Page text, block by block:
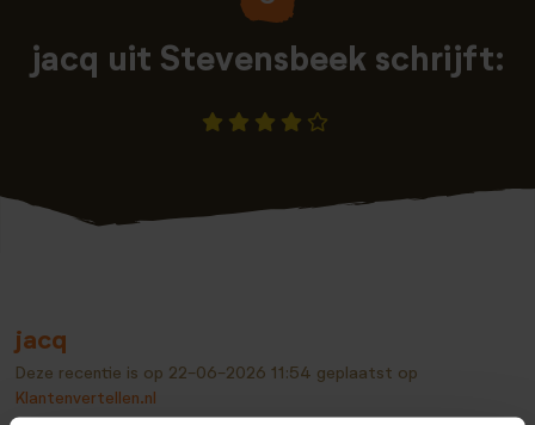
jacq uit Stevensbeek schrijft:
jacq
Deze recentie is op 22-06-2026 11:54 geplaatst op
Klantenvertellen.nl